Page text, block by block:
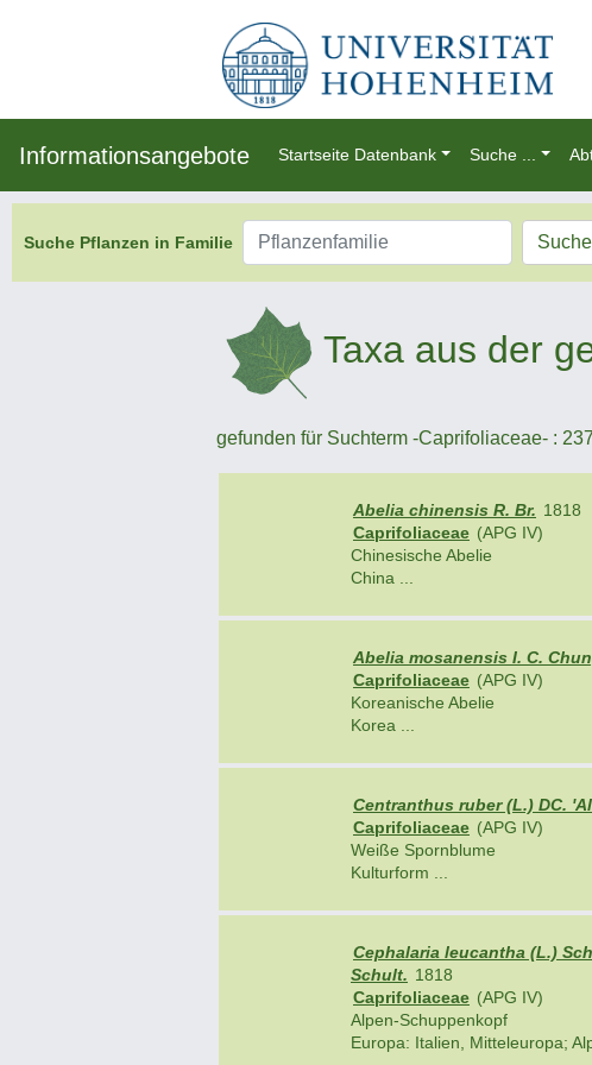
Informationsangebote Startseite Datenbank Suche ...
Suche Pflanzen in Familie Suche
Taxa aus der
gefunden für Suchterm -Caprifoliaceae- :
Abelia chinensis R. Br. 1818
Caprifoliaceae (APG IV)
Chinesische Abelie
China ...
Abelia mosanensis I. C.
Caprifoliaceae (APG IV)
Koreanische Abelie
Korea ...
Centranthus ruber (L.) DC.
Caprifoliaceae (APG IV)
Weiße Spornblume
Kulturform ...
Cephalaria leucantha (L.)
Schult. 1818
Caprifoliaceae (APG IV)
Alpen-Schuppenkopf
Europa: Italien, Mitteleuropa; Alp